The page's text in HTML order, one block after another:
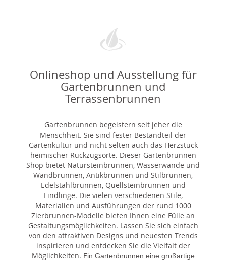
Onlineshop und Ausstellung für
Gartenbrunnen und
Terrassenbrunnen
Gartenbrunnen begeistern seit jeher die
Menschheit. Sie sind fester Bestandteil der
Gartenkultur und nicht selten auch das Herzstück
heimischer Rückzugsorte. Dieser Gartenbrunnen
Shop bietet Natursteinbrunnen, Wasserwände und
Wandbrunnen, Antikbrunnen und Stilbrunnen,
Edelstahlbrunnen, Quellsteinbrunnen und
Findlinge. Die vielen verschiedenen Stile,
Materialien und Ausführungen der rund 1000
Zierbrunnen-Modelle bieten Ihnen eine Fülle an
Gestaltungsmöglichkeiten. Lassen Sie sich einfach
von den attraktiven Designs und neuesten Trends
inspirieren und entdecken Sie die Vielfalt der
Möglichkeiten. Ein Gartenbrunnen eine großartige